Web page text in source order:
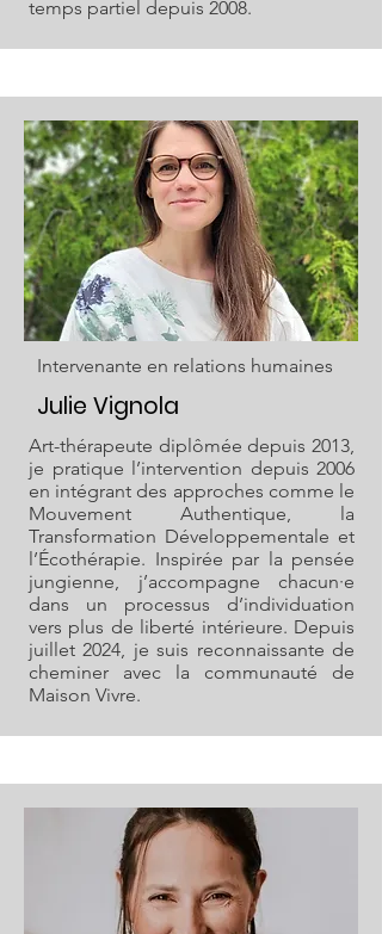
temps partiel depuis 2008.
Intervenante en relations humaines
Julie Vignola
Art-thérapeute diplômée depuis 2013,
je pratique l’intervention depuis 2006
en intégrant des approches comme le
Mouvement Authentique, la
Transformation Développementale et
l’Écothérapie. Inspirée par la pensée
jungienne, j’accompagne chacun·e
dans un processus d’individuation
vers plus de liberté intérieure. Depuis
juillet 2024, je suis reconnaissante de
cheminer avec la communauté de
Maison Vivre.